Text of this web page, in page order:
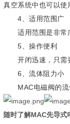
真空系统中也可以使
4、适用范围广
适用范围是非常广
5、操作便利
开闭迅速，只需要
6、流体阻力小
MAC电磁阀的流
随时了解MAC先导式